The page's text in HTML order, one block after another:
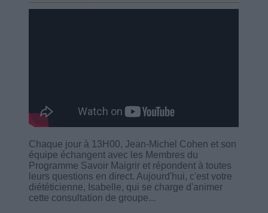
Chaque jour à 13H00, Jean-Michel Cohen et son
équipe échangent avec les Membres du
Programme Savoir Maigrir et répondent à toutes
leurs questions en direct. Aujourd'hui, c'est votre
diététicienne, Isabelle, qui se charge d'animer
cette consultation de groupe...